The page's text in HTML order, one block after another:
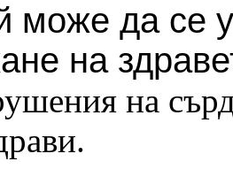
може да се
на
на